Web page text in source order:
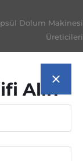
Dolum Makinesi
Üreticileri
Alın